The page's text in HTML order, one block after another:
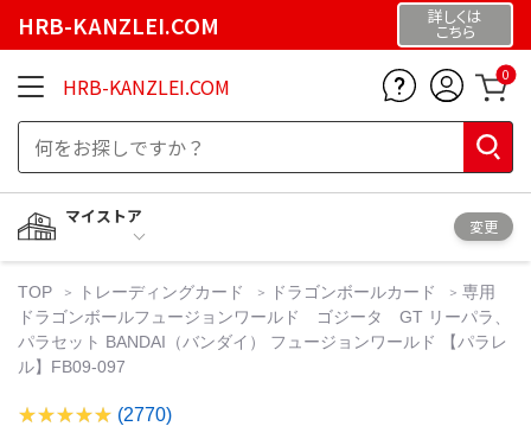
HRB-KANZLEI.COM 詳しくは
こちら
HRB-KANZLEI.COM 0
マイストア
変更
TOP トレーディングカード ドラゴンボールカード
専用
ドラゴンボールフュージョンワールド ゴジータ GT リーパラ、
パラセット BANDAI（バンダイ） フュージョンワールド 【パラレ
ル】FB09-097
(2770)